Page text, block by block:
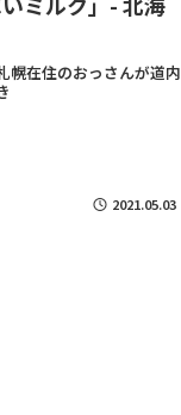
幌在住のおっさんが道内
2021.05.03